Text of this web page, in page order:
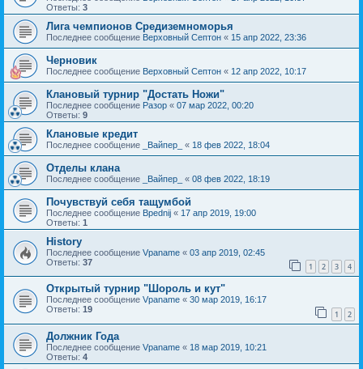
Ответы: 3
Лига чемпионов Средиземноморья
Последнее сообщение Верховный Септон « 15 апр 2022, 23:36
Черновик
Последнее сообщение Верховный Септон « 12 апр 2022, 10:17
Клановый турнир "Достать Ножи"
Последнее сообщение Разор « 07 мар 2022, 00:20
Ответы: 9
Клановые кредит
Последнее сообщение _Вайпер_ « 18 фев 2022, 18:04
Отделы клана
Последнее сообщение _Вайпер_ « 08 фев 2022, 18:19
Почувствуй себя тащумбой
Последнее сообщение Bpednij « 17 апр 2019, 19:00
Ответы: 1
History
Последнее сообщение Vpaname « 03 апр 2019, 02:45
Ответы: 37 1 2 3 4
Открытый турнир "Шороль и кут"
Последнее сообщение Vpaname « 30 мар 2019, 16:17
Ответы: 19 1 2
Должник Года
Последнее сообщение Vpaname « 18 мар 2019, 10:21
Ответы: 4